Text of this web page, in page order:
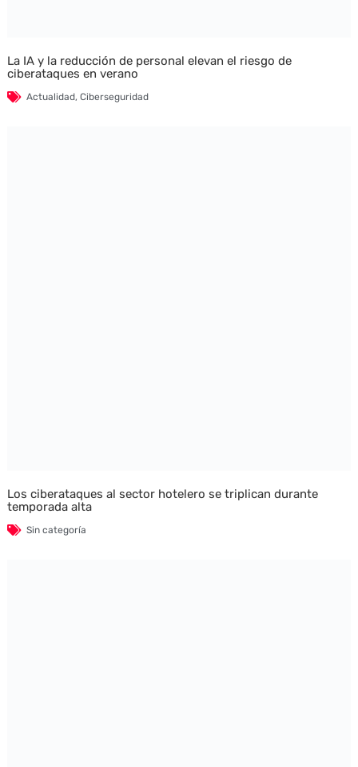
La IA y la reducción de personal elevan el riesgo de
ciberataques en verano
Actualidad, Ciberseguridad
Los ciberataques al sector hotelero se triplican durante
temporada alta
Sin categoría